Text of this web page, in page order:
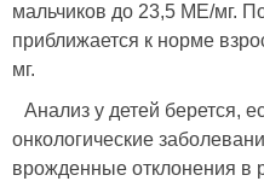
мальчиков до 23,5 МЕ/мг.
приближается к норме
мг.
Анализ у детей берется,
онкологические
врожденные отклонения в